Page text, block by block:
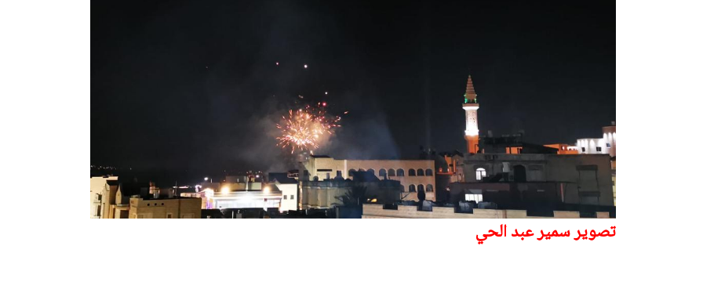
تصوير سمير عبد الحي